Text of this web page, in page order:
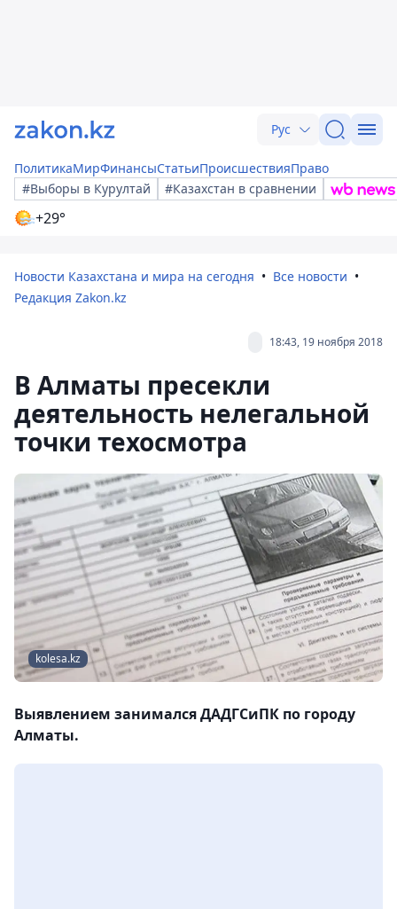
Рус
ПолитикаМирФинансыСтатьиПроисшествияПраво
#Выборы в Курултай
#Казахстан в сравнении
+29°
Новости Казахстана и мира на сегодня
Все новости
Редакция Zakon.kz
18:43, 19 ноября 2018
В Алматы пресекли
деятельность нелегальной
точки техосмотра
kolesa.kz
Выявлением занимался ДАДГСиПК по городу
Алматы.